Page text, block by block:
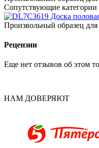
Сопутствующие категории
Доска
Произвольный образец
Рецензии
Еще нет отзывов об этом
НАМ ДОВЕРЯЮТ